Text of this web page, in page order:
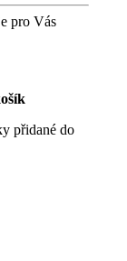
pro Vás
přidané do